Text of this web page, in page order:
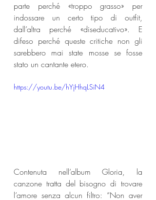
parte perché «troppo grasso» per
indossare un certo tipo di outfit,
dall’altra perché «diseducativo». E
difeso perché queste critiche non gli
sarebbero mai state mosse se fosse
stato un cantante etero.
https://youtu.be/hYjHhqLSiN4
Contenuta nell’album Gloria, la
canzone tratta del bisogno di trovare
l’amore senza alcun filtro: “Non aver